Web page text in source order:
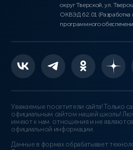
округ Тверской, ул.
ОКВЭД 62.01 (Разработка
программного
Уважаемые посетители сайта! Только
официальным сайтом нашей школы!
имеют к нам отношения и не
официальной информации.
Данные в формах обрабатывает